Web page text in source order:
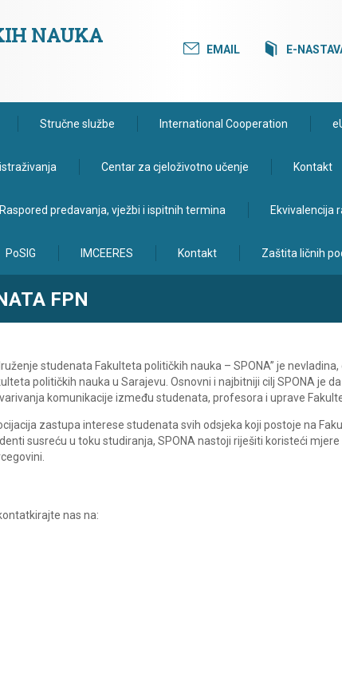
NAUKA
EMAIL E-
Stručne službe International Cooperation
Centar za cjeloživotno učenje Kontakt
Raspored predavanja, vježbi i ispitnih termina Ekvivalencija
PoSIG IMCEERES Kontakt Zaštita ličnih
FPN
studenata Fakulteta političkih nauka – SPONA” je
političkih nauka u Sarajevu. Osnovni i najbitniji cilj SPONA je
komunikacije između studenata, profesora i uprave
zastupa interese studenata svih odsjeka koji postoje na
susreću u toku studiranja, SPONA nastoji riješiti koristeći
nas na: